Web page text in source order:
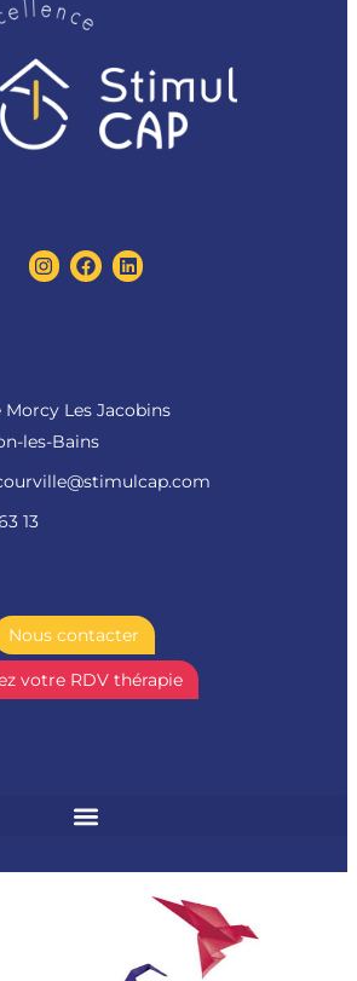
Morcy Les Jacobins
les-Bains
13
Nous contacter
votre RDV thérapie